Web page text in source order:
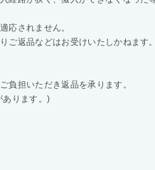
応されません。
ご返品などはお受けいたしかねます
負担いただき返品を承ります。
あります。)